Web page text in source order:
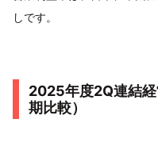
しです。
2025年度2Q連結
期比較）